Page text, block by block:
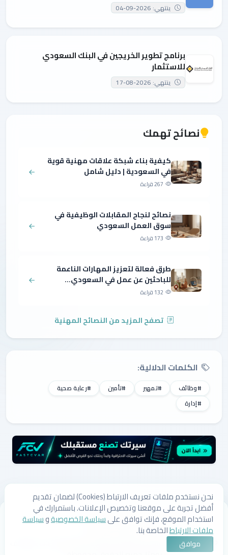
ينتهي: 2026-09-04
برنامج تطوير الخريجين في البنك السعودي
للاستثمار
ينتهي: 2026-08-17
نصائح تهمك
كيفية بناء شبكة علاقات مهنية قوية
في السعودية | دليل شامل
267 قراءة
نصائح لنجاح المقابلات الوظيفية في
سوق العمل السعودي
173 قراءة
طرق فعالة لتعزيز المهارات الناعمة
للباحثين عن عمل في السعودي...
132 قراءة
تصفح المزيد من النصائح المهنية
الكلمات الدلالية:
#وظائف #تمهير #تأمين
#رعاية صحية
#إدارة
من نحناتصل بناسياسة الخصوصيةسياسة ملفات الارتباط
الشروط والأحكام
© 2026 لستتي | وظائف السعودية، وظائف شاغرة، وأحدث الوظائف
نحن نستخدم ملفات تعريف الارتباط (Cookies) لضمان تقديم
أفضل تجربة على موقعنا وتخصيص الإعلانات. باستمرارك في
استخدام الموقع، فإنك توافق علىسياسة الخصوصيةوسياسة
ملفات الارتباطالخاصة بنا.
موافق